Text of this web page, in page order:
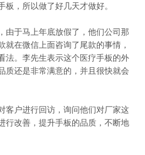
，所以做了好几天才做好。
由于马上年底放假了，他们公司那
就在微信上面咨询了尾款的事情，
法。李先生表示这个医疗手板的外
质还是非常满意的，并且很快就会
客户进行回访，询问他们对厂家这
行改善，提升手板的品质，不断地